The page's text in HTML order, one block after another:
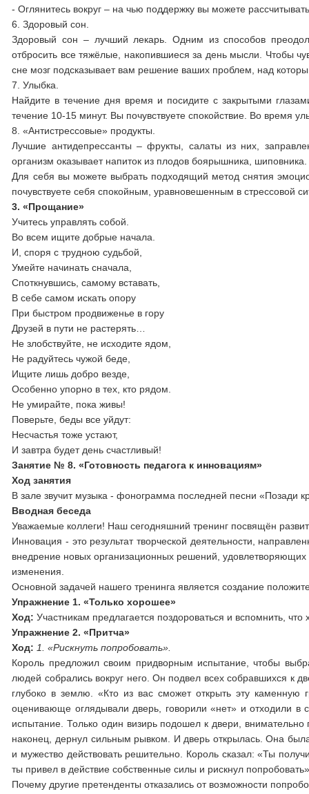
- Оглянитесь вокруг – на чью поддержку вы можете
6. Здоровый сон.
Здоровый сон – лучший лекарь. Одним из способов
отбросить все тяжёлые, накопившиеся за день мысли. Чтобы
сне мозг подсказывает вам решение ваших проблем, над
7. Улыбка.
Найдите в течение дня время и посидите с закрытыми
течение 10-15 минут. Вы почувствуете спокойствие. Во
8. «Антистрессовые» продукты.
Лучшие антидепрессанты – фрукты, салаты из них,
организм оказывает напиток из плодов боярышника, шиповника.
Для себя вы можете выбрать подходящий метод снятия
почувствуете себя спокойным, уравновешенным в стрессовой
3. «Прощание»
Учитесь управлять собой.
Во всем ищите добрые начала.
И, споря с трудною судьбой,
Умейте начинать сначала,
Споткнувшись, самому вставать,
В себе самом искать опору
При быстром продвиженье в гору
Друзей в пути не растерять…
Не злобствуйте, не исходите ядом,
Не радуйтесь чужой беде,
Ищите лишь добро везде,
Особенно упорно в тех, кто рядом.
Не умирайте, пока живы!
Поверьте, беды все уйдут:
Несчастья тоже устают,
И завтра будет день счастливый!
Занятие № 8. «Готовность педагога к инновациям»
Ход занятия
В зале звучит музыка - фонограмма последней песни «Позади
Вводная беседа
Уважаемые коллеги! Наш сегодняшний тренинг посвящён
Инновация - это результат творческой деятельности,
внедрение новых организационных решений,
изменения.
Основной задачей нашего тренинга является создание
Упражнение 1. «Только хорошее»
Ход: Участникам предлагается поздороваться и вспомнить,
Упражнение 2. «Притча»
Ход: 1. «Рискнуть попробовать».
Король предложил своим придворным испытание, чтобы
людей собрались вокруг него. Он подвел всех собравшихся к
глубоко в землю. «Кто из вас сможет открыть эту
оценивающе оглядывали дверь, говорили «нет» и отходили
испытание. Только один визирь подошел к двери,
наконец, дернул сильным рывком. И дверь открылась. Она
и мужество действовать решительно. Король сказал: «Ты
ты привел в действие собственные силы и рискнул
Почему другие претенденты отказались от возможности